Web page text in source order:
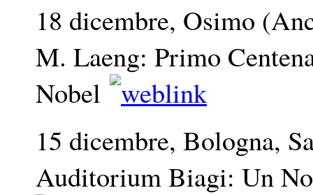
18 dicembre, Osimo
M. Laeng: Primo
Nobel
15 dicembre, Bologna,
Auditorium Biagi: Un